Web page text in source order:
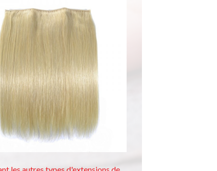
les autres types d'extensions de